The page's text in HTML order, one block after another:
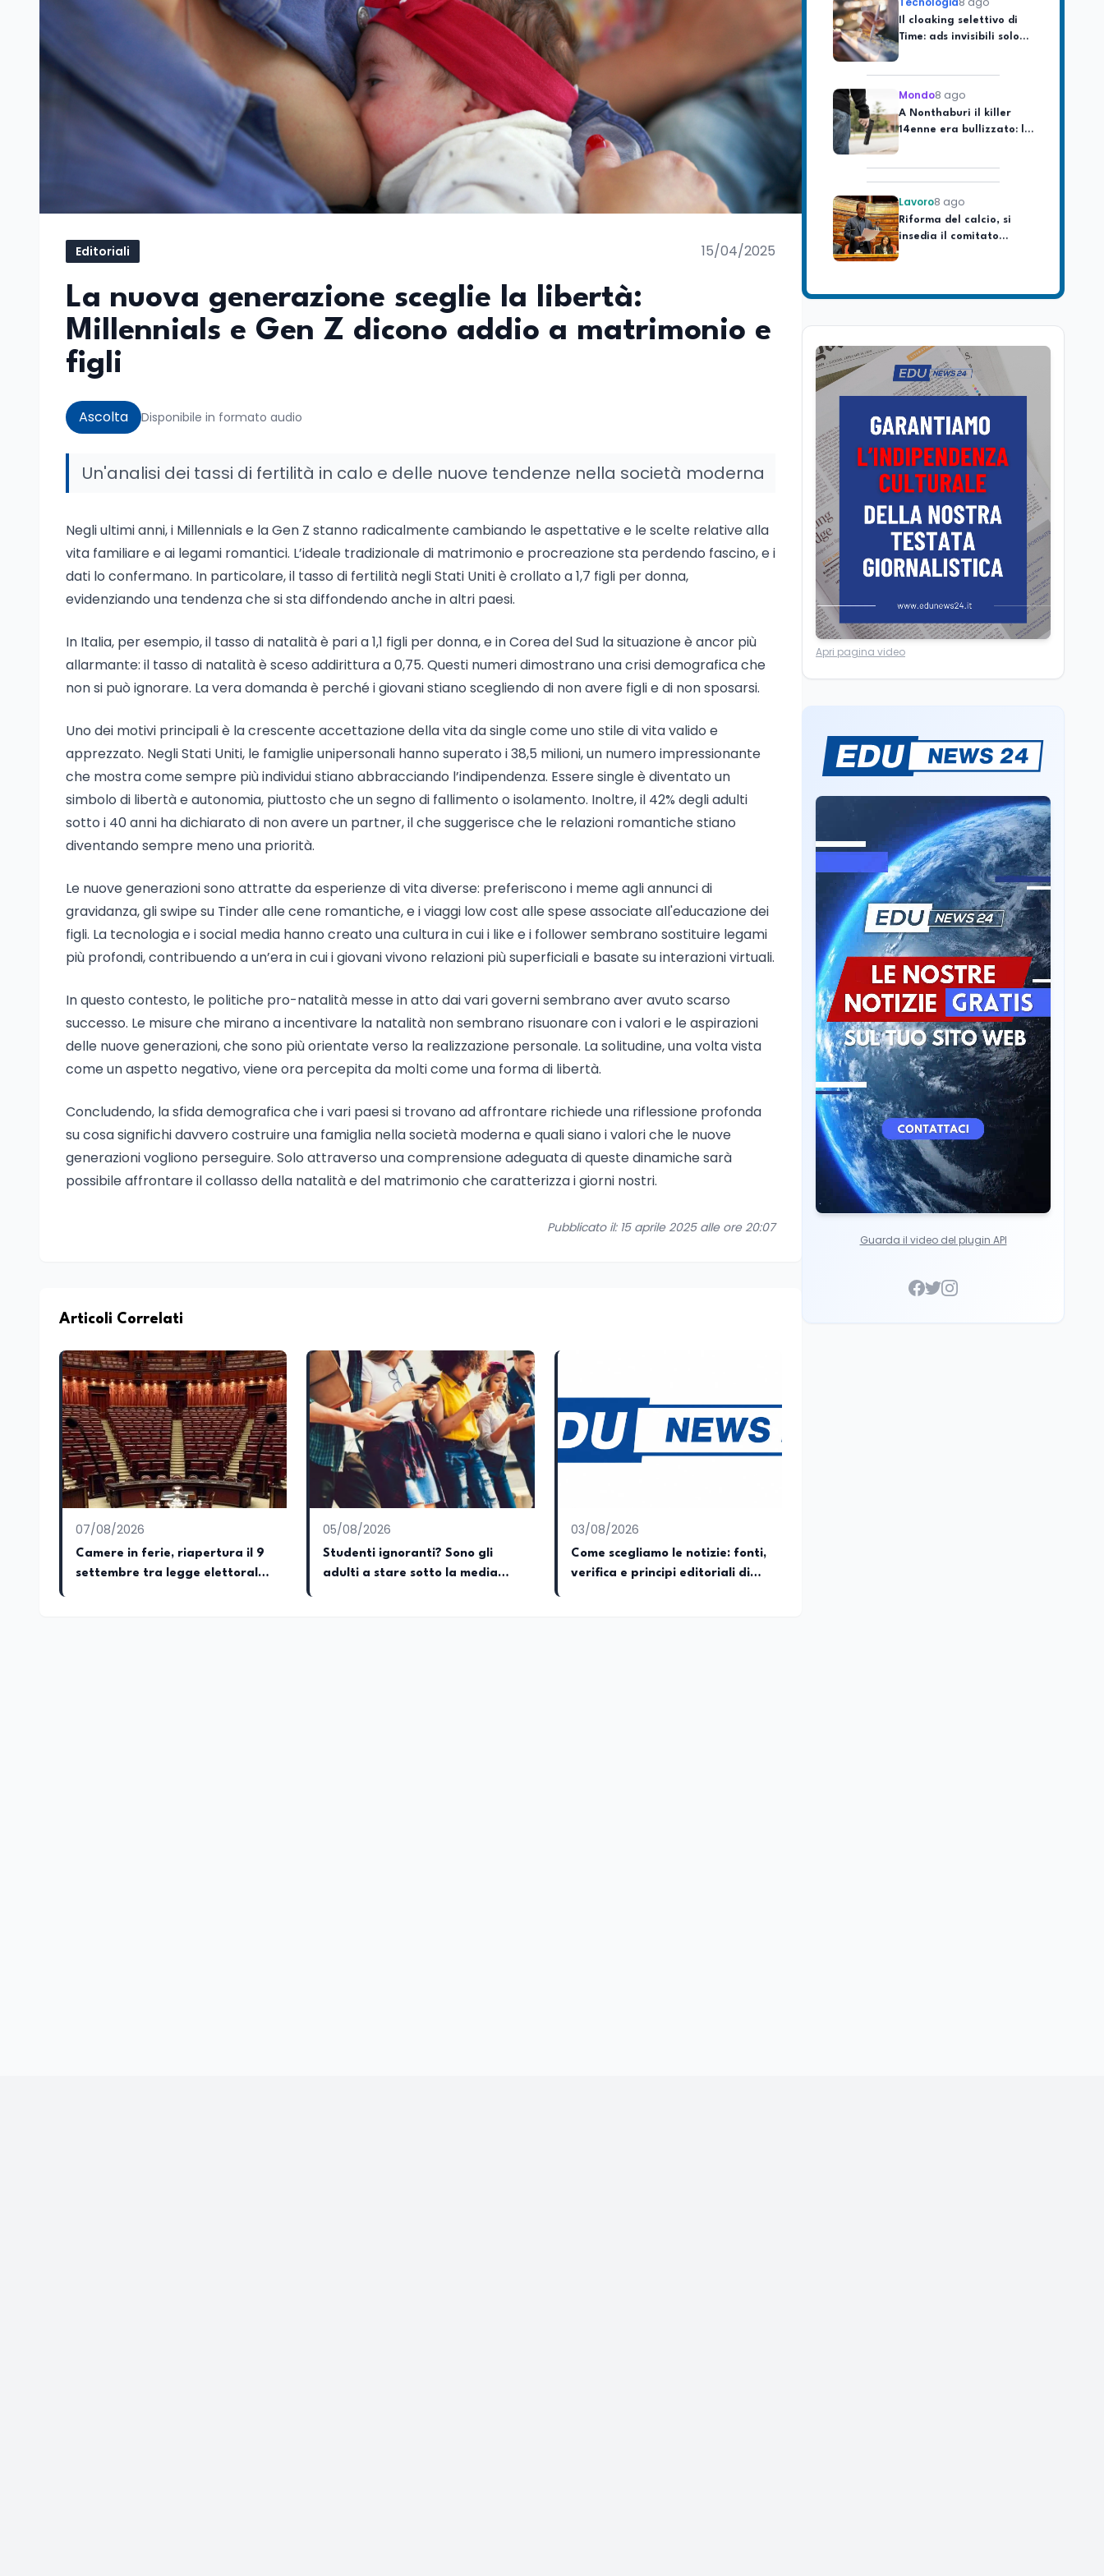
Editoriali 15/04/2025
La nuova generazione sceglie la libertà:
Millennials e Gen Z dicono addio a matrimonio e
figli
Ascolta Disponibile in formato audio
Un'analisi dei tassi di fertilità in calo e delle nuove tendenze nella società moderna
Negli ultimi anni, i Millennials e la Gen Z stanno radicalmente cambiando le aspettative e le scelte relative alla
vita familiare e ai legami romantici. L’ideale tradizionale di matrimonio e procreazione sta perdendo fascino, e i
dati lo confermano. In particolare, il tasso di fertilità negli Stati Uniti è crollato a 1,7 figli per donna,
evidenziando una tendenza che si sta diffondendo anche in altri paesi.
In Italia, per esempio, il tasso di natalità è pari a 1,1 figli per donna, e in Corea del Sud la situazione è ancor più
allarmante: il tasso di natalità è sceso addirittura a 0,75. Questi numeri dimostrano una crisi demografica che
non si può ignorare. La vera domanda è perché i giovani stiano scegliendo di non avere figli e di non sposarsi.
Uno dei motivi principali è la crescente accettazione della vita da single come uno stile di vita valido e
apprezzato. Negli Stati Uniti, le famiglie unipersonali hanno superato i 38,5 milioni, un numero impressionante
che mostra come sempre più individui stiano abbracciando l’indipendenza. Essere single è diventato un
simbolo di libertà e autonomia, piuttosto che un segno di fallimento o isolamento. Inoltre, il 42% degli adulti
sotto i 40 anni ha dichiarato di non avere un partner, il che suggerisce che le relazioni romantiche stiano
diventando sempre meno una priorità.
Le nuove generazioni sono attratte da esperienze di vita diverse: preferiscono i meme agli annunci di
gravidanza, gli swipe su Tinder alle cene romantiche, e i viaggi low cost alle spese associate all'educazione dei
figli. La tecnologia e i social media hanno creato una cultura in cui i like e i follower sembrano sostituire legami
più profondi, contribuendo a un’era in cui i giovani vivono relazioni più superficiali e basate su interazioni virtuali.
In questo contesto, le politiche pro-natalità messe in atto dai vari governi sembrano aver avuto scarso
successo. Le misure che mirano a incentivare la natalità non sembrano risuonare con i valori e le aspirazioni
delle nuove generazioni, che sono più orientate verso la realizzazione personale. La solitudine, una volta vista
come un aspetto negativo, viene ora percepita da molti come una forma di libertà.
Concludendo, la sfida demografica che i vari paesi si trovano ad affrontare richiede una riflessione profonda
su cosa significhi davvero costruire una famiglia nella società moderna e quali siano i valori che le nuove
generazioni vogliono perseguire. Solo attraverso una comprensione adeguata di queste dinamiche sarà
possibile affrontare il collasso della natalità e del matrimonio che caratterizza i giorni nostri.
Pubblicato il: 15 aprile 2025 alle ore 20:07
Articoli Correlati
07/08/2026
Camere in ferie, riapertura il 9
settembre tra legge elettorale
05/08/2026
Studenti ignoranti? Sono gli
adulti a stare sotto la media
03/08/2026
Come scegliamo le notizie: fonti,
verifica e principi editoriali di
Time: ads invisibili solo
per i chatbot AI
Mondo8 ago
A Nonthaburi il killer
14enne era bullizzato: la
CZ-75 era del nonno
Lavoro8 ago
Riforma del calcio, si
insedia il comitato
ristretto al Senato. La
L'8 agosto è la Giornata
delle vittime del lavoro.
di Strasburgo in ricordo
dei minatori morti a
Marcinelle nel 1956
Università8 ago
Università statali, il
sale a 9,415 miliardi, c'è
la firma della ministra
Bernini sul decreto
Tecnologia8 ago
Il cloaking selettivo di
Time: ads invisibili solo
per i chatbot AI
Mondo 8 ago
A Nonthaburi il killer
14enne era bullizzato: la
CZ-75 era del nonno
Lavoro
insedia il comitato
Mario Occhiuto
Mondo8 ago
L'8 agosto è la Giornata
europea in memoria
Istituita dal Parlamento
di Strasburgo in ricordo
dei minatori morti a
Marcinelle nel 1956
Università8 ago
Università statali, il
Fondo ordinario 2026
sale a 9,415 miliardi, c'è
la firma della ministra
Bernini sul decreto
Tecnologia8 ago
Il cloaking selettivo di
Time: ads invisibili solo
per i chatbot AI
Mondo8 ago
A Nonthaburi il killer
14enne era bullizzato: la
CZ-75 era del nonno
Apri pagina video
Guarda il video del plugin API